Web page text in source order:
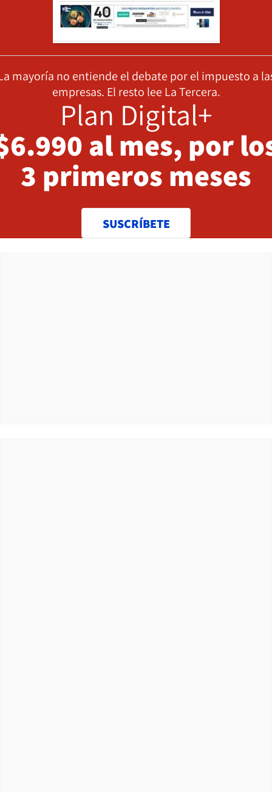
mayoría no entiende el debate por el impuesto a
empresas. El resto lee La Tercera.
Plan Digital+
al mes, por
3 primeros meses
SUSCRÍBETE